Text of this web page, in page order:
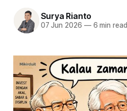
Surya Rianto
07 Jun 2026 —6 min read